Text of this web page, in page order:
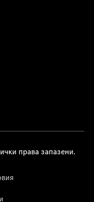
права запазени.